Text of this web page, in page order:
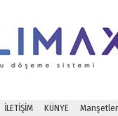
İLETİŞİM KÜNYE Manşetler